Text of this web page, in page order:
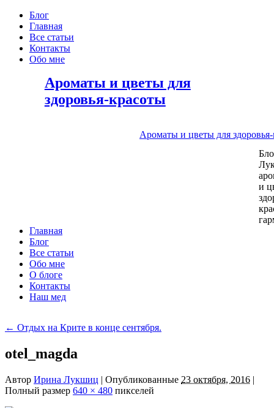
Блог
Главная
Все статьи
Контакты
Обо мне
Ароматы и цветы для
здоровья-красоты
Ароматы и цветы для
и
Главная
Блог
Все статьи
Обо мне
О блоге
Контакты
Наш мед
← Отдых на Крите в конце сентября.
otel_magda
Автор Ирина Лукшиц | Опубликованные 23 октября, 2016 |
Полный размер 640 × 480 пикселей